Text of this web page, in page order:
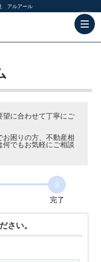
アルアール
に合わせて丁寧にご
困りの方、不動産相
でもお気軽にご相談
3
完了
さい。